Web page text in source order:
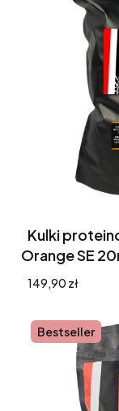
Kulki
Orange SE
Cena
149,90 zł
Bestseller